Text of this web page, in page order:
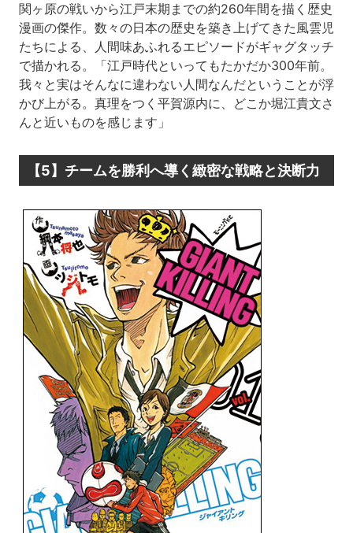
関ヶ原の戦いから江戸末期までの約260年間を描く歴史
漫画の傑作。数々の日本の歴史を築き上げてきた風雲児
たちによる、人間味あふれるエピソードがギャグタッチ
で描かれる。「江戸時代といってもたかだか300年前。
我々と実はそんなに違わない人間なんだということが浮
かび上がる。真理をつく平賀源内に、どこか堀江貴文さ
んと近いものを感じます」
【5】チームを勝利へ導く緻密な戦略と決断力